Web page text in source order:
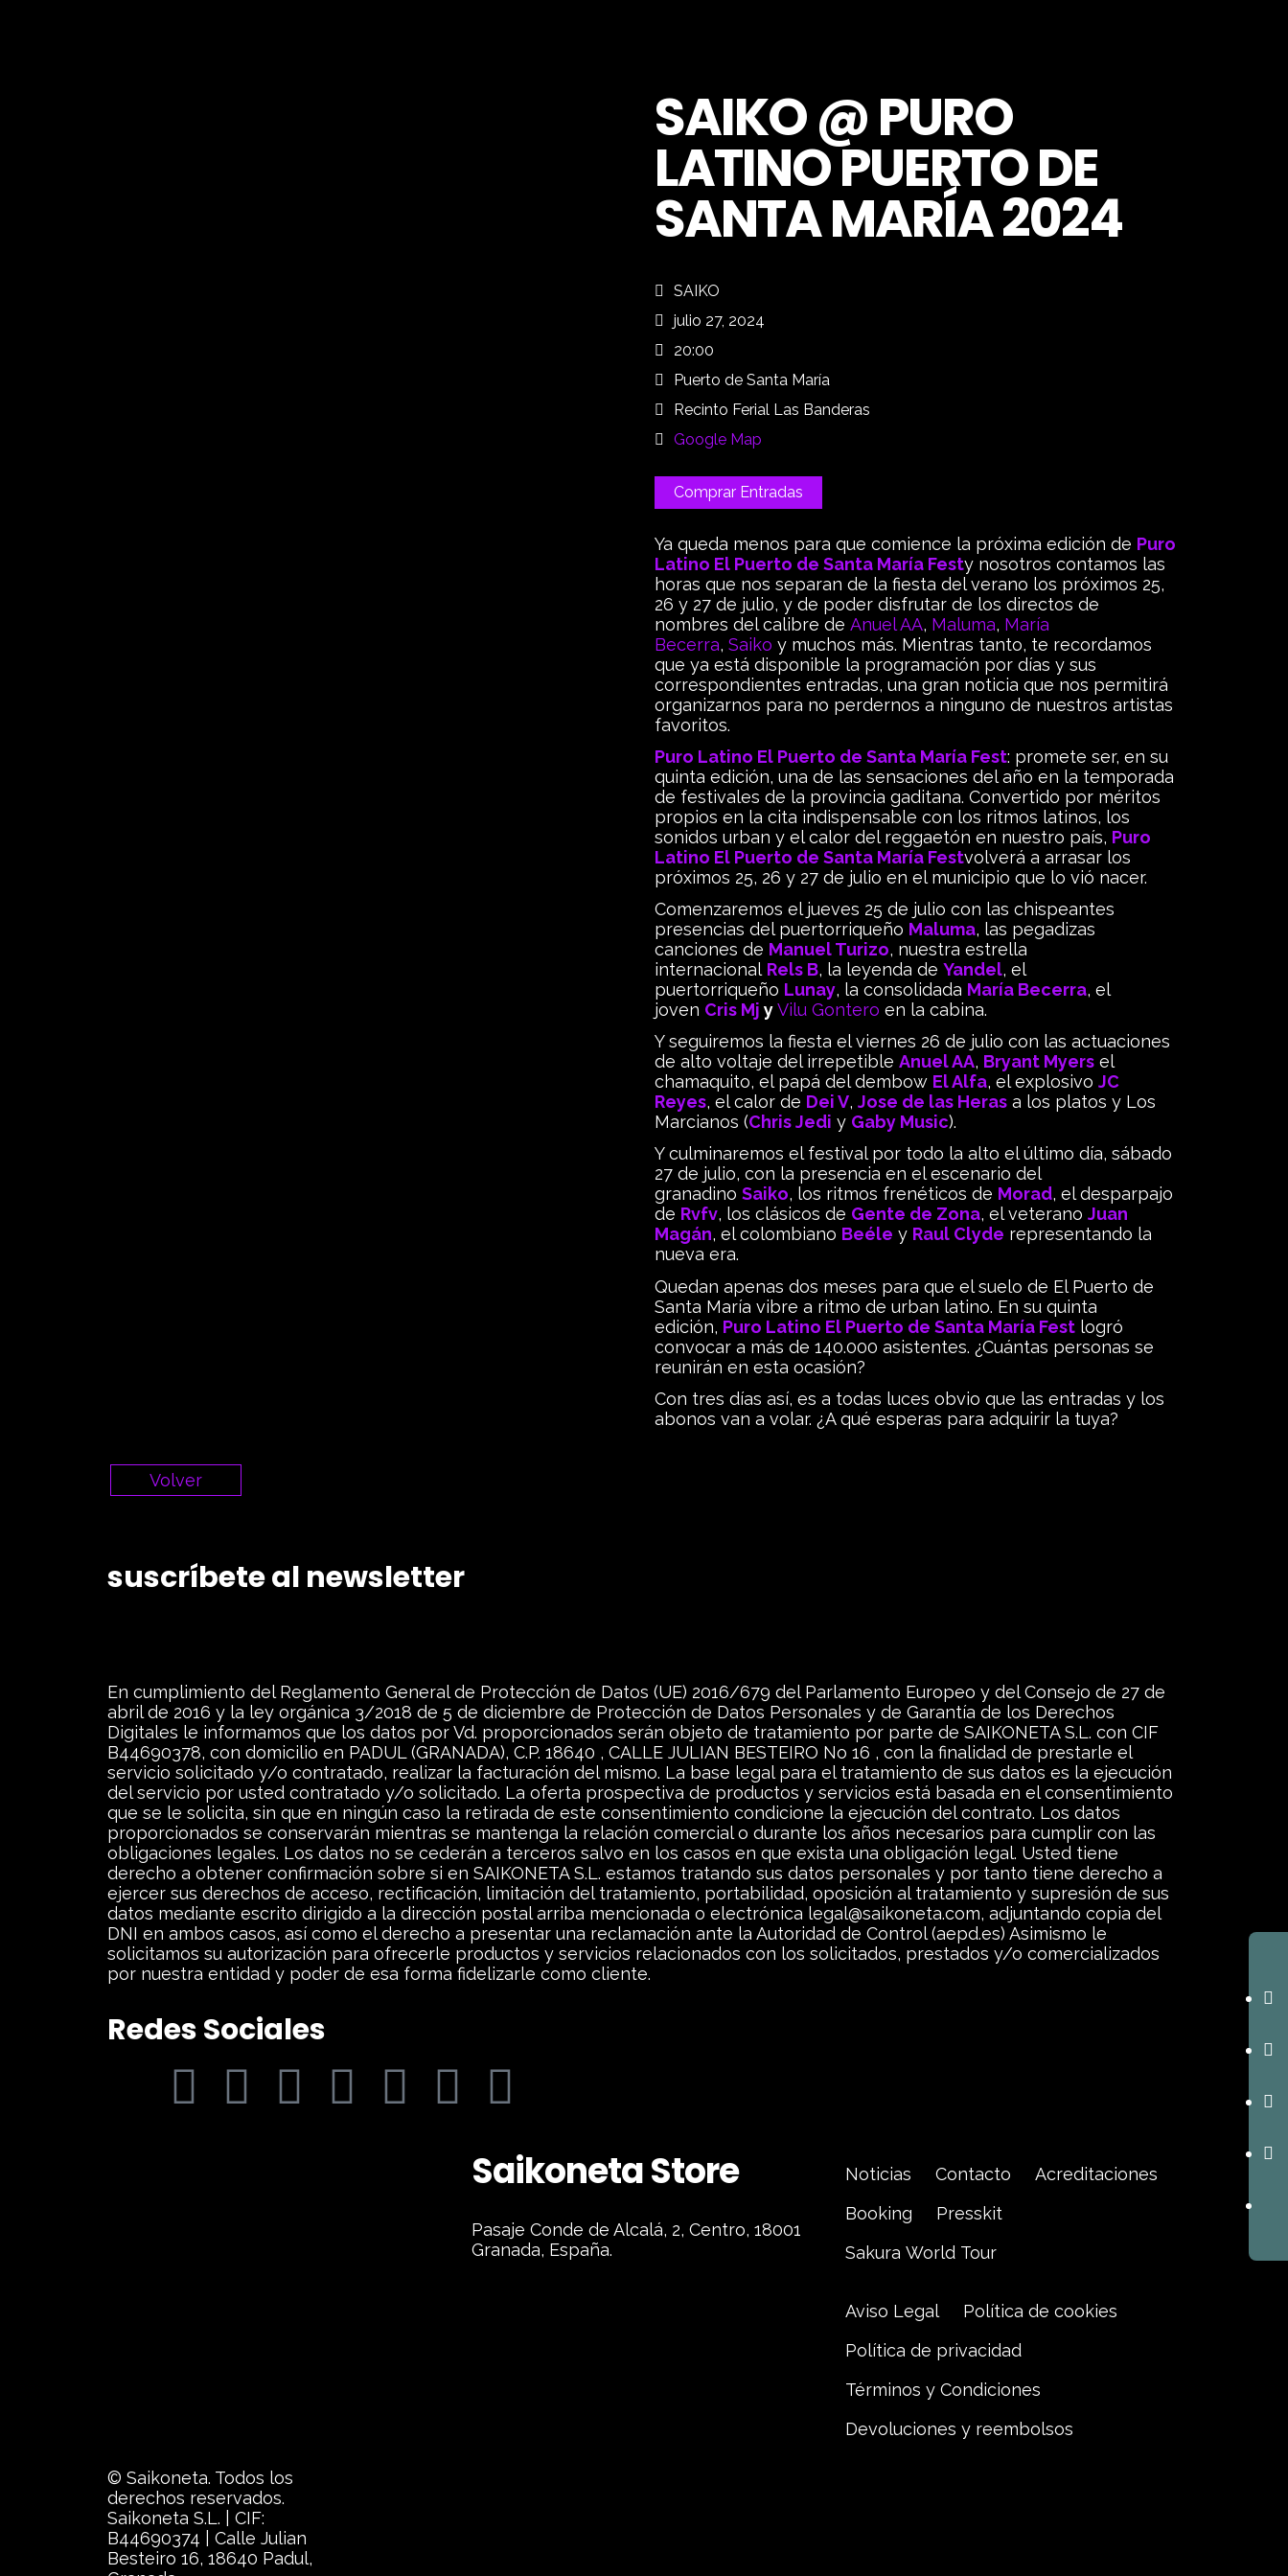
SAIKO @ PURO
LATINO PUERTO DE
SANTA MARÍA 2024
SAIKO
julio 27, 2024
20:00
Puerto de Santa María
Recinto Ferial Las Banderas
Google Map
Comprar Entradas
Ya queda menos para que comience la próxima edición de Puro
Latino El Puerto de Santa María Festy nosotros contamos las
horas que nos separan de la fiesta del verano los próximos 25,
26 y 27 de julio, y de poder disfrutar de los directos de
nombres del calibre deAnuel AA, Maluma, María
Becerra,Saiko y muchos más. Mientras tanto, te recordamos
que ya está disponible la programación por días y sus
correspondientes entradas, una gran noticia que nos permitirá
organizarnos para no perdernos a ninguno de nuestros artistas
favoritos.
Puro Latino El Puerto de Santa María Fest: promete ser, en su
quinta edición, una de las sensaciones del año en la temporada
de festivales de la provincia gaditana. Convertido por méritos
propios en la cita indispensable con los ritmos latinos, los
sonidos urban y el calor del reggaetón en nuestro país, Puro
Latino El Puerto de Santa María Festvolverá a arrasar los
próximos 25, 26 y 27 de julio en el municipio que lo vió nacer.
Comenzaremos el jueves 25 de julio con las chispeantes
presencias del puertorriqueño Maluma, las pegadizas
canciones de Manuel Turizo, nuestra estrella
internacional Rels B, la leyenda deYandel, el
puertorriqueño Lunay, la consolidada María Becerra, el
joven Cris Mj yVilu Gontero en la cabina.
Y seguiremos la fiesta el viernes 26 de julio con las actuaciones
de alto voltaje del irrepetibleAnuel AA, Bryant Myers el
chamaquito, el papá del dembow El Alfa, el explosivoJC
Reyes, el calor de Dei V,Jose de las Heras a los platos y Los
Marcianos (Chris Jedi y Gaby Music).
Y culminaremos el festival por todo la alto el último día, sábado
27 de julio, con la presencia en el escenario del
granadinoSaiko, los ritmos frenéticos de Morad, el desparpajo
de Rvfv, los clásicos de Gente de Zona, el veteranoJuan
Magán, el colombiano Beéle y Raul Clyde representando la
nueva era.
Quedan apenas dos meses para que el suelo de El Puerto de
Santa María vibre a ritmo de urban latino. En su quinta
edición, Puro Latino El Puerto de Santa María Fest logró
convocar a más de 140.000 asistentes. ¿Cuántas personas se
reunirán en esta ocasión?
Con tres días así, es a todas luces obvio que las entradas y los
abonos van a volar. ¿A qué esperas para adquirir la tuya?
Volver
suscríbete al newsletter
En cumplimiento del Reglamento General de Protección de Datos (UE) 2016/679 del Parlamento Europeo y del Consejo de 27 de
abril de 2016 y la ley orgánica 3/2018 de 5 de diciembre de Protección de Datos Personales y de Garantía de los Derechos
Digitales le informamos que los datos por Vd. proporcionados serán objeto de tratamiento por parte de SAIKONETA S.L. con CIF
B44690378, con domicilio en PADUL (GRANADA), C.P. 18640 , CALLE JULIAN BESTEIRO No 16 , con la finalidad de prestarle el
servicio solicitado y/o contratado, realizar la facturación del mismo. La base legal para el tratamiento de sus datos es la ejecución
del servicio por usted contratado y/o solicitado. La oferta prospectiva de productos y servicios está basada en el consentimiento
que se le solicita, sin que en ningún caso la retirada de este consentimiento condicione la ejecución del contrato. Los datos
proporcionados se conservarán mientras se mantenga la relación comercial o durante los años necesarios para cumplir con las
obligaciones legales. Los datos no se cederán a terceros salvo en los casos en que exista una obligación legal. Usted tiene
derecho a obtener confirmación sobre si en SAIKONETA S.L. estamos tratando sus datos personales y por tanto tiene derecho a
ejercer sus derechos de acceso, rectificación, limitación del tratamiento, portabilidad, oposición al tratamiento y supresión de sus
datos mediante escrito dirigido a la dirección postal arriba mencionada o electrónica legal@saikoneta.com, adjuntando copia del
DNI en ambos casos, así como el derecho a presentar una reclamación ante la Autoridad de Control (aepd.es) Asimismo le
solicitamos su autorización para ofrecerle productos y servicios relacionados con los solicitados, prestados y/o comercializados
por nuestra entidad y poder de esa forma fidelizarle como cliente.
Redes Sociales
Saikoneta Store
Pasaje Conde de Alcalá, 2, Centro, 18001
Granada, España.
Noticias Contacto
Acreditaciones
Booking
Presskit
Sakura World Tour
Aviso Legal
Política de cookies
Política de privacidad
Términos y Condiciones
Devoluciones y reembolsos
© Saikoneta. Todos los
derechos reservados.
Saikoneta S.L. | CIF:
B44690374 | Calle Julian
Besteiro 16, 18640 Padul,